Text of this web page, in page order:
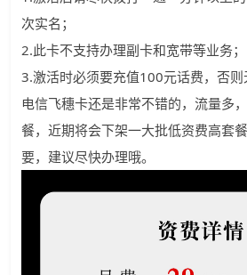
次实名；
2.此卡不支持办理副卡和宽带等业务；
3.激活时必须要充值100元话费，否则
电信飞穗卡还是非常不错的，流量多
餐，近期将会下架一大批低资费高套
要，建议尽快办理哦。